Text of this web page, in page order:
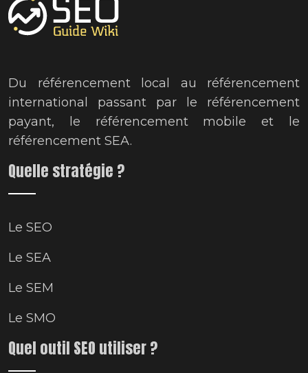
Du référencement local au référencement
international passant par le référencement
payant, le référencement mobile et le
référencement SEA.
Quelle stratégie ?
Le SEO
Le SEA
Le SEM
Le SMO
Quel outil SEO utiliser ?